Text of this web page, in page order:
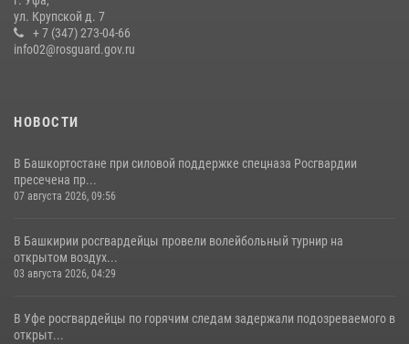
Сотрудники вневедомственной охраны Росгвардии задержали
нарушителя после сообщения об угрозе с оружием
ул. Крупской д. 7
+ 7 (347) 273-04-66
info02@rosguard.gov.ru
НОВОСТИ
В Башкортостане при силовой поддержке спецназа Росгвардии
пресечена пр...
07 августа 2026, 09:56
В Башкирии росгвардейцы провели волейбольный турнир на
открытом воздух...
03 августа 2026, 04:29
В Уфе росгвардейцы по горячим следам задержали подозреваемого в
открыт...